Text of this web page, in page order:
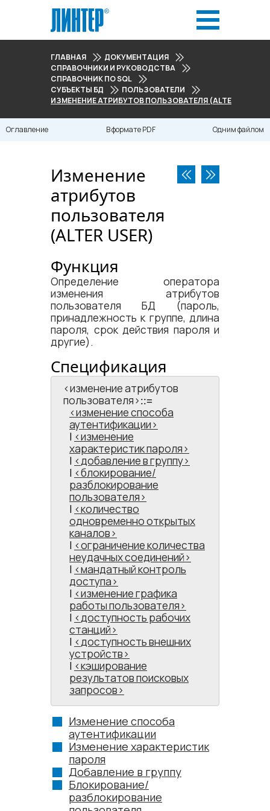
ГЛАВНАЯ
ДОКУМЕНТАЦИЯ
СПРАВОЧНИКИ И РУКОВОДСТВА
СПРАВОЧНИК ПО SQL
СУБЪЕКТЫ БД
ПОЛЬЗОВАТЕЛИ
ИЗМЕНЕНИЕ АТРИБУТОВ ПОЛЬЗОВАТЕЛЯ (ALTER USER)
Оглавление В формате PDF Одним файлом
Изменение
атрибутов
пользователя
(ALTER USER)
Функция
Определение оператора
изменения атрибутов
пользователя БД (пароль,
принадлежность к группе, длина
пароля, срок действия пароля и
другие).
Спецификация
<​изменение атрибутов
пользователя​> ::=
изменение способа
аутентификации
|
изменение
характеристик пароля
|
добавление в группу
|
блокирование/
разблокирование
пользователя
|
количество
одновременно открытых
каналов
|
ограничение количества
неудачных соединений
|
мандатный контроль
доступа
|
изменение графика
работы пользователя
|
доступность рабочих
станций
|
доступность внешних
устройств
|
кэширование
результатов поисковых
запросов
Изменение способа
аутентификации
Изменение характеристик
пароля
Добавление в группу
Блокирование/
разблокирование